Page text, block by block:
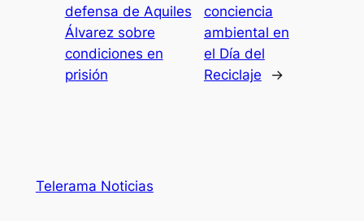
defensa de Aquiles
Álvarez sobre
condiciones en
prisión
conciencia
ambiental en
el Día del
Reciclaje
→
Telerama Noticias